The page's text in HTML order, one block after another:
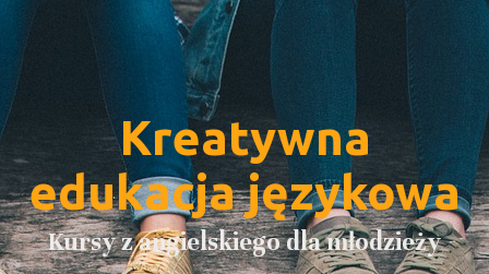
Kreatywna
edukacja językowa
Kursy z angielskiego dla młodzieży